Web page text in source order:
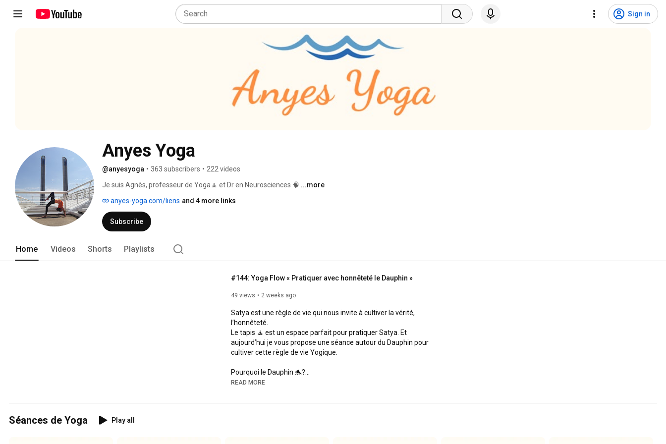
Sign in
Anyes Yoga
@anyesyoga • 363 subscribers • 222 videos
Je suis Agnès, professeur de Yoga🧘 et Dr en Neurosciences 🧠 ...more
anyes-yoga.com/liens and 4 more links
Subscribe
Home Videos Shorts Playlists
#144: Yoga Flow « Pratiquer avec honnêteté le Dauphin »
49 views 2 weeks ago
Satya est une règle de vie qui nous invite à cultiver la vérité,
l’honnêteté.
Le tapis 🧘 est un espace parfait pour pratiquer Satya. Et
aujourd’hui je vous propose une séance autour du Dauphin pour
cultiver cette règle de vie Yogique.
Pourquoi le Dauphin 🐬?
posture est engageante. Elle demande souplesse et force. Elle
READ MORE
Séances de Yoga Play all